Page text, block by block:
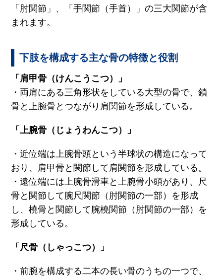
「肘関節」、「手関節（手首）」の三大関節が含
まれます。
下肢を構成する主な骨の特徴と役割
「肩甲骨（けんこうこつ）」
・両肩にある三角形状をしている大型の骨で、鎖
骨と上腕骨とつながり肩関節を形成している。
「上腕骨（じょうわんこつ）」
・近位端は上腕骨頭という半球状の構造になって
おり、肩甲骨と関節して肩関節を形成している。
・遠位端には上腕骨滑車と上腕骨小頭があり、尺
骨と関節して腕尺関節（肘関節の一部）を形成
し、橈骨と関節して腕橈関節（肘関節の一部）を
形成している。
「尺骨（しゃっこつ）」
・前腕を構成する二本の長い骨のうちの一つで、